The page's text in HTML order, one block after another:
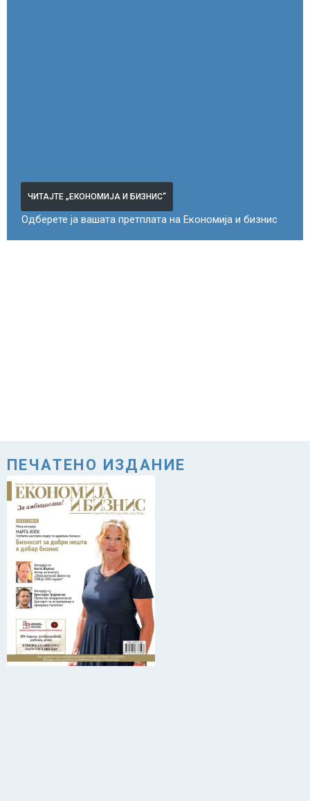
ЧИТАЈТЕ „ЕКОНОМИЈА И БИЗНИС“
Одберете ја вашата претплата на Економија и бизнис
ПЕЧАТЕНО ИЗДАНИЕ